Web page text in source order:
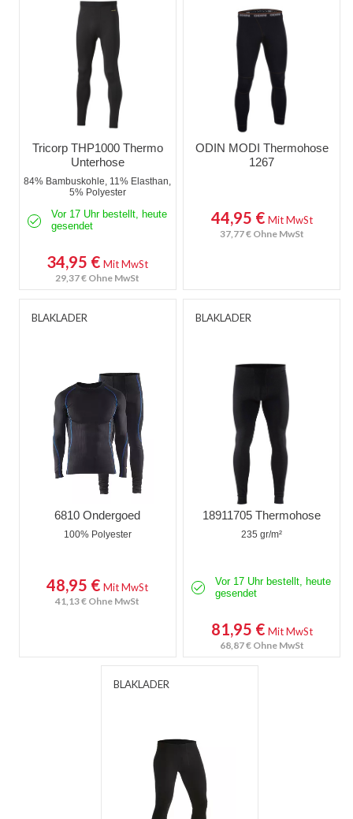
Arbeitshosen jeans
Kurze Arbeitshosen
Stretch Arbeitshosen
Sicherheitshosen
Damen Arbeitshosen
Schnittschutzhose
Regenhosen
Zubehör
Wathose
Tricorp THP1000 Thermo
Unterhose
84% Bambuskohle, 11% Elasthan,
5% Polyester
Vor 17 Uhr bestellt, heute
gesendet
34,95 €Mit MwSt
29,37 € Ohne MwSt
ODIN MODI Thermohose
1267
44,95 € Mit MwSt
37,77 € Ohne MwSt
BLAKLADER
6810 Ondergoed
100% Polyester
48,95 €Mit MwSt
41,13 € Ohne MwSt
BLAKLADER
18911705 Thermohose
235 gr/m²
Vor 17 Uhr bestellt, heute
gesendet
81,95 € Mit MwSt
68,87 € Ohne MwSt
BLAKLADER